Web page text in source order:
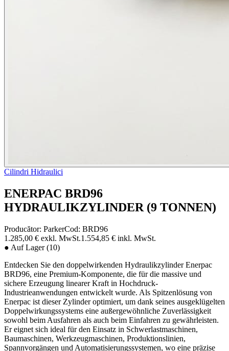
Cilindri Hidraulici
ENERPAC BRD96
HYDRAULIKZYLINDER (9 TONNEN)
Producător: ParkerCod: BRD96
1.285,00 € exkl. MwSt.1.554,85 € inkl. MwSt.
● Auf Lager (10)
Entdecken Sie den doppelwirkenden Hydraulikzylinder Enerpac
BRD96, eine Premium-Komponente, die für die massive und
sichere Erzeugung linearer Kraft in Hochdruck-
Industrieanwendungen entwickelt wurde. Als Spitzenlösung von
Enerpac ist dieser Zylinder optimiert, um dank seines ausgeklügelten
Doppelwirkungssystems eine außergewöhnliche Zuverlässigkeit
sowohl beim Ausfahren als auch beim Einfahren zu gewährleisten.
Er eignet sich ideal für den Einsatz in Schwerlastmaschinen,
Baumaschinen, Werkzeugmaschinen, Produktionslinien,
Spannvorgängen und Automatisierungssystemen, wo eine präzise